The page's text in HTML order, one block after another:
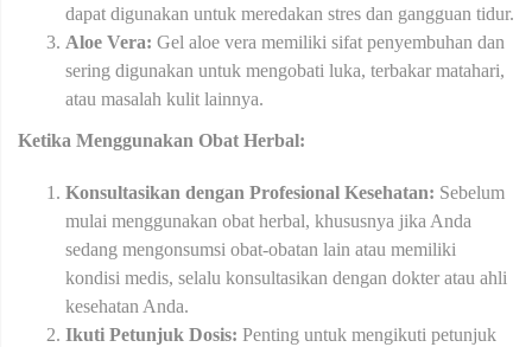
dapat digunakan untuk meredakan stres dan gangguan tidur.
Aloe Vera: Gel aloe vera memiliki sifat penyembuhan dan
sering digunakan untuk mengobati luka, terbakar matahari,
atau masalah kulit lainnya.
Ketika Menggunakan Obat Herbal:
Konsultasikan dengan Profesional Kesehatan: Sebelum
mulai menggunakan obat herbal, khususnya jika Anda
sedang mengonsumsi obat-obatan lain atau memiliki
kondisi medis, selalu konsultasikan dengan dokter atau ahli
kesehatan Anda.
Ikuti Petunjuk Dosis: Penting untuk mengikuti petunjuk